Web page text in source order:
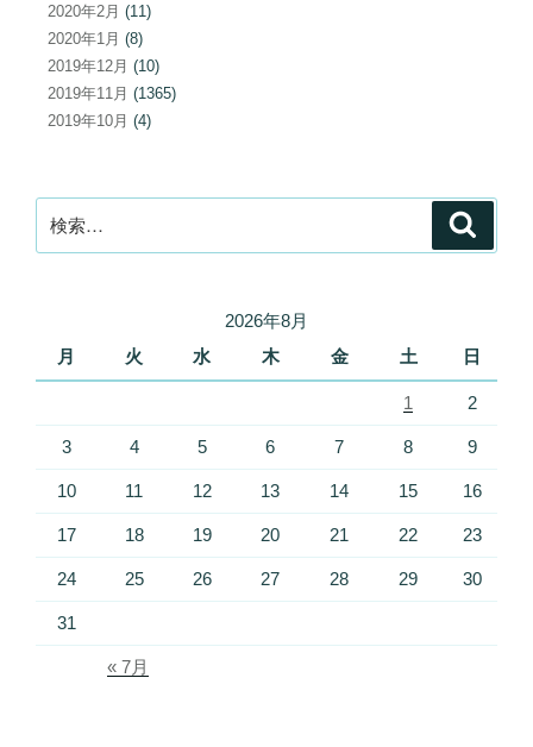
2020年2月 (11)
2020年1月 (8)
2019年12月 (10)
2019年11月 (1365)
2019年10月 (4)
索:
2026年8月
月
火 水 木 金 土 日
1 2
3 4 5 6 7 8 9
10 11 12 13 14 15 16
17 18 19 20 21 22 23
24 25 26 27 28 29 30
31
« 7月